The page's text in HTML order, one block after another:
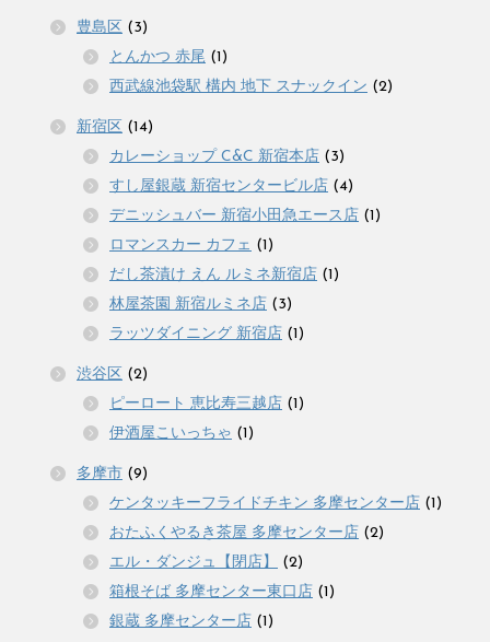
豊島区 (3)
とんかつ 赤尾 (1)
西武線池袋駅 構内 地下 スナックイン (2)
新宿区 (14)
カレーショップ C&C 新宿本店 (3)
すし屋銀蔵 新宿センタービル店 (4)
デニッシュバー 新宿小田急エース店 (1)
ロマンスカー カフェ (1)
だし茶漬け えん ルミネ新宿店 (1)
林屋茶園 新宿ルミネ店 (3)
ラッツダイニング 新宿店 (1)
渋谷区 (2)
ピーロート 恵比寿三越店 (1)
伊酒屋こいっちゃ (1)
多摩市 (9)
ケンタッキーフライドチキン 多摩センター店 (1)
おたふくやるき茶屋 多摩センター店 (2)
エル・ダンジュ【閉店】
(2)
箱根そば 多摩センター東口店 (1)
銀蔵 多摩センター店 (1)